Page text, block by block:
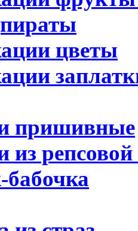
цветы
пришивные
из
бабочка